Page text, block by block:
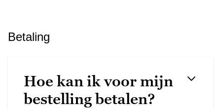
Betaling
Hoe kan ik voor mijn
bestelling betalen?